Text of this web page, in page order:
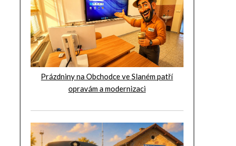
Prázdniny na Obchodce ve Slaném patří
opravám a modernizaci